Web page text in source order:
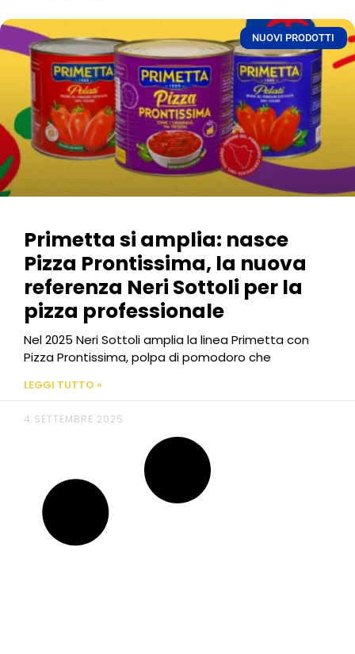
NUOVI PRODOTTI
Primetta si amplia: nasce
Pizza Prontissima, la nuova
referenza Neri Sottoli per la
pizza professionale
Nel 2025 Neri Sottoli amplia la linea Primetta con
Pizza Prontissima, polpa di pomodoro che
LEGGI TUTTO »
4 SETTEMBRE 2025